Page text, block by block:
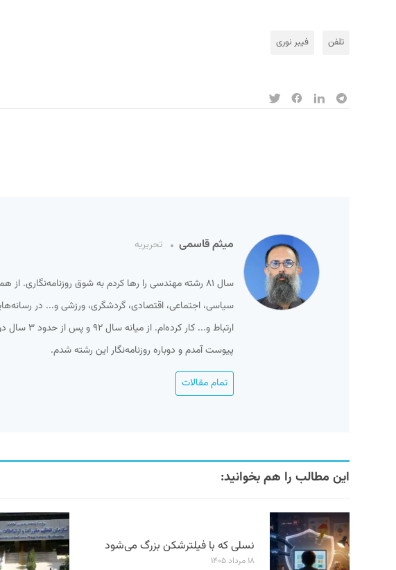
تلفن فیبر نوری
میثم قاسمی تحریریه
سال ۸۱ رشته مهندسی را رها کردم به شوق روزنامه‌نگاری.
سیاسی، اجتماعی، اقتصادی، گردشگری، ورزشی و... در
ارتباط و...
پیوست آمدم و دوباره روزنامه‌نگار این رشته شدم.
تمام مقالات
این مطالب را هم بخوانید:
نسلی که با فیلترشکن بزرگ می‌شود
۱۸ مرداد ۱۴۰۵